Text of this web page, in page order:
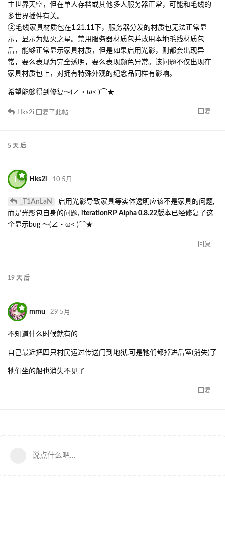
主世界天空，但在单人存档或其他多人服务器正常，可能和毛线的
多世界插件有关。
②毛线家具材质包在1.21.11下，服务器分发的材质包无法正常显
示，显示为烟火之星。禁用服务器材质包并改用本地毛线材质包
后，能够正常显示家具材质，但是如果启用光影，则都会出现异
常，要么表现为完全透明，要么表现颜色异常。该问题不仅出现在
家具材质包上，对拥有特殊外观的纪念品同样有影响。
希望能够得到修复～(∠・ω< )⌒★
回复
Hks2i 回复了此帖
5 天 后
H Hks2i 10 5月
_T1AnLaN
启用光影导致家具等实体透明应该不是家具的问题,
而是光影包自身的问题, iterationRP Alpha 0.8.22版本已经修复了这
个显示bug ～(∠・ω< )⌒★
回复
19 天 后
mmu 29 5月
不知道什么时候就有的
自己最近把四只村民运过传送门到地狱,可是牠们都掉进后室(消失)了
牠们坐的船也消失不见了
回复
说点什么吧...